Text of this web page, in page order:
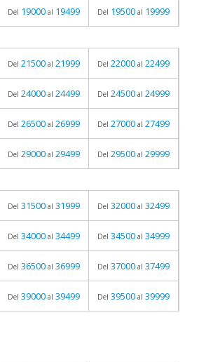
Del 19000 al 19499 Del 19500 al 19999
Del 21500 al 21999 Del 22000 al 22499
Del 24000 al 24499 Del 24500 al 24999
Del 26500 al 26999 Del 27000 al 27499
Del 29000 al 29499 Del 29500 al 29999
Del 31500 al 31999 Del 32000 al 32499
Del 34000 al 34499 Del 34500 al 34999
Del 36500 al 36999 Del 37000 al 37499
Del 39000 al 39499 Del 39500 al 39999